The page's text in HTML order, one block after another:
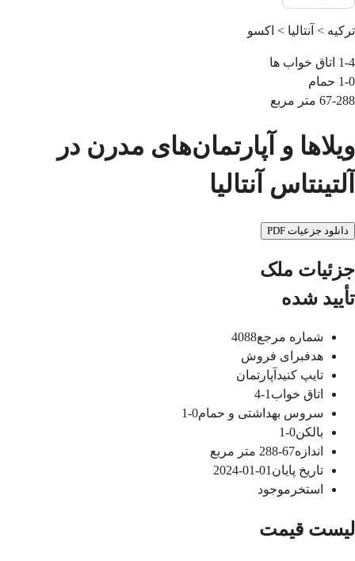
ترکیه > آنتالیا > اکسو
1-4 اتاق خواب ها
1-0 حمام
67-288 متر مربع
ویلاها و آپارتمان‌های مدرن در
آلتینتاس آنتالیا
دانلود جزعیات PDF
جزئیات ملک
تأیید شده
شماره مرجع4088
هدفبرای فروش
تایپ کنید آپارتمان
اتاق خواب1-4
سروس بهداشتی و حمام0-1
بالکن0-1
اندازه67-288
متر مربع
تاریخ پایان01-01-2024
استخر موجود
لیست قیمت